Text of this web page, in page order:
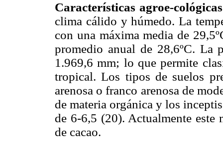
Características agroe-
clima cálido y húmedo. La
con una máxima media de
promedio anual de 28,6ºC. La
1.969,6 mm; lo que permite
tropical. Los tipos de suelos
arenosa o franco arenosa de
de materia orgánica y los
de 6-6,5 (20). Actualmente
de cacao.